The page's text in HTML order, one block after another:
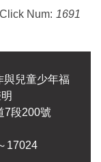
Click Num: 1691
與兒童少年福
7段200號
17024